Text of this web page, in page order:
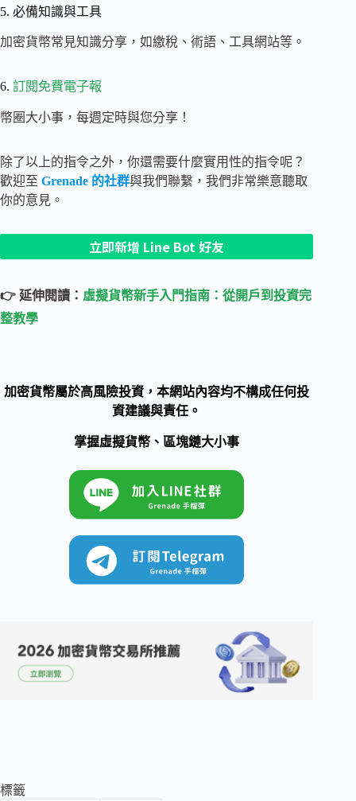
5. 必備知識與工具
加密貨幣常見知識分享，如繳稅、術語、工具網站等。
6. 訂閱免費電子報
幣圈大小事，每週定時與您分享！
除了以上的指令之外，你還需要什麼實用性的指令呢？
歡迎至 Grenade 的社群與我們聯繫，我們非常樂意聽取
你的意見。
立即新增 Line Bot 好友
👉 延伸閱讀： 虛擬貨幣新手入門指南：從開戶到投資完
整教學
加密貨幣屬於高風險投資，本網站內容均不構成任何投
資建議與責任。
掌握虛擬貨幣、區塊鏈大小事
標籤